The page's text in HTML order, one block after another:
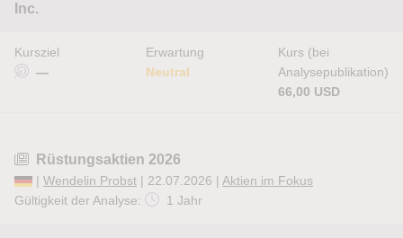
Inc.
Kursziel
—
Erwartung
Neutral
Kurs (bei
Analysepublikation)
66,00 USD
Rüstungsaktien 2026
| Wendelin Probst | 22.07.2026 | Aktien im Fokus
Gültigkeit der Analyse:
1 Jahr